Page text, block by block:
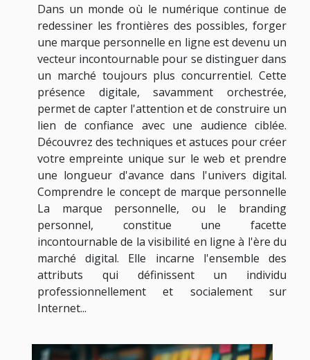
Dans un monde où le numérique continue de
redessiner les frontières des possibles, forger
une marque personnelle en ligne est devenu un
vecteur incontournable pour se distinguer dans
un marché toujours plus concurrentiel. Cette
présence digitale, savamment orchestrée,
permet de capter l'attention et de construire un
lien de confiance avec une audience ciblée.
Découvrez des techniques et astuces pour créer
votre empreinte unique sur le web et prendre
une longueur d'avance dans l'univers digital.
Comprendre le concept de marque personnelle
La marque personnelle, ou le branding
personnel, constitue une facette
incontournable de la visibilité en ligne à l'ère du
marché digital. Elle incarne l'ensemble des
attributs qui définissent un individu
professionnellement et socialement sur
Internet...